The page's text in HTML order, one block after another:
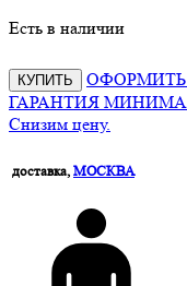
Есть в наличии
КУПИТЬ
ОФОРМИТЬ
ГАРАНТИЯ
Снизим цену.
доставка, МОСКВА